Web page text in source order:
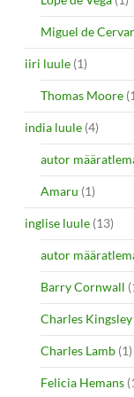
Miguel de
iiri luule (1)
Thomas Moore
india luule (4)
autor
Amaru (1)
inglise luule (13)
autor
Barry Cornwall
Charles Kingsley
Charles Lamb (1)
Felicia Hemans